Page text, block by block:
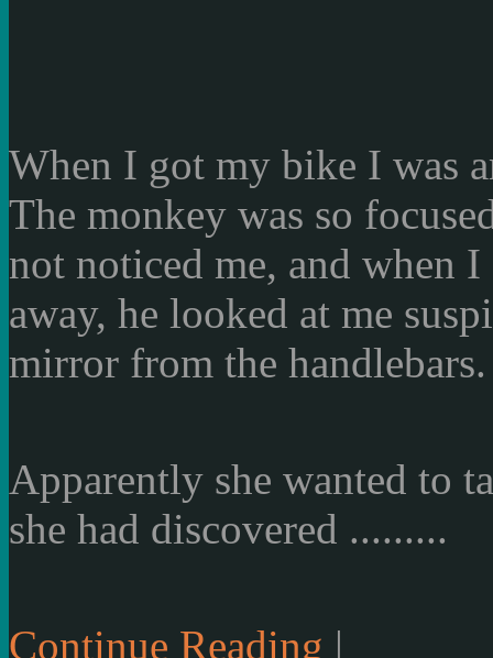
When I got my bike I was
The monkey was so
not noticed me, and when I
away, he looked at me
mirror from the handlebars.
Apparently she wanted to
she had discovered .........
Continue Reading |